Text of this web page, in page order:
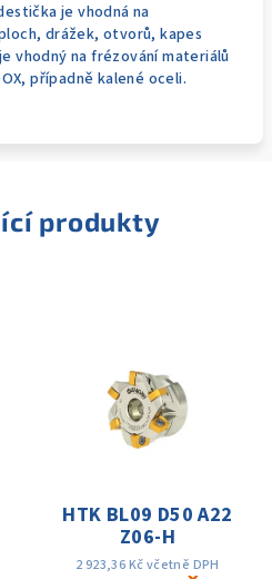
je vhodná na
drážek, otvorů, kapes
vhodný na frézování materiálů
případně kalené oceli.
produkty
HTK BL09 D50 A22
Z06-H
2 923,36 Kč včetně DPH